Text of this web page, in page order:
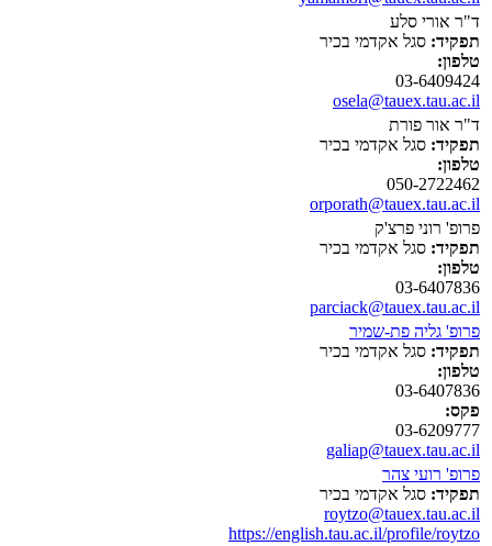
ד"ר אורי סלע
תפקיד: סגל אקדמי בכיר
טלפון:
03-6409424
osela@tauex.tau.ac.il
ד"ר אור פורת
תפקיד: סגל אקדמי בכיר
טלפון:
050-2722462
orporath@tauex.tau.ac.il
פרופ' רוני פרצ'ק
תפקיד: סגל אקדמי בכיר
טלפון:
03-6407836
parciack@tauex.tau.ac.il
פרופ' גליה פת-שמיר
תפקיד: סגל אקדמי בכיר
טלפון:
03-6407836
פקס:
03-6209777
galiap@tauex.tau.ac.il
פרופ' רועי צהר
תפקיד: סגל אקדמי בכיר
roytzo@tauex.tau.ac.il
https://english.tau.ac.il/profile/roytzo